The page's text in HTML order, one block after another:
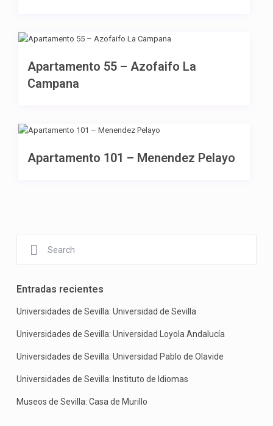
Apartamento 55 – Azofaifo La
Campana
Apartamento 101 – Menendez Pelayo
Entradas recientes
Universidades de Sevilla: Universidad de Sevilla
Universidades de Sevilla: Universidad Loyola Andalucía
Universidades de Sevilla: Universidad Pablo de Olavide
Universidades de Sevilla: Instituto de Idiomas
Museos de Sevilla: Casa de Murillo